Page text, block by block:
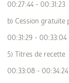
00:27:44 - 00:31:23
b) Cession gratuite
00:31:29 - 00:33:04
5) Titres de recette
00:33:08 - 00:34:24